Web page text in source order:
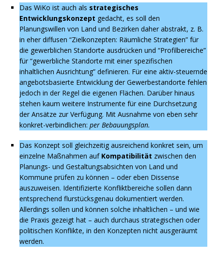
Das WiKo ist auch als strategisches
Entwicklungskonzept gedacht, es soll den
Planungswillen von Land und Bezirken daher abstrakt, z. B.
in eher diffusen “Zielkonzepten: Räumliche Strategien” für
die gewerblichen Standorte ausdrücken und “Profilbereiche”
für “gewerbliche Standorte mit einer spezifischen
inhaltlichen Ausrichtung” definieren. Für eine aktiv-steuernde
angebotsbasierte Entwicklung der Gewerbestandorte fehlen
jedoch in der Regel die eigenen Flächen. Darüber hinaus
stehen kaum weitere Instrumente für eine Durchsetzung
der Ansätze zur Verfügung. Mit Ausnahme von eben sehr
konkret-verbindlichen: per Bebauungsplan.
Das Konzept soll gleichzeitig ausreichend konkret sein, um
einzelne Maßnahmen auf Kompatibilität zwischen den
Planungs- und Gestaltungsabsichten von Land und
Kommune prüfen zu können – oder eben Dissense
auszuweisen. Identifizierte Konfliktbereiche sollen dann
entsprechend flurstücksgenau dokumentiert werden.
Allerdings sollen und können solche inhaltlichen – und wie
die Praxis gezeigt hat – auch durchaus strategischen oder
politischen Konflikte, in den Konzepten nicht ausgeräumt
werden.